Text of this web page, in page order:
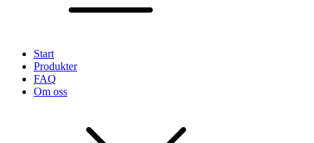
Start
Produkter
FAQ
Om oss